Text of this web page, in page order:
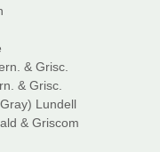
& Grisc.
& Grisc.
Lundell
& Griscom